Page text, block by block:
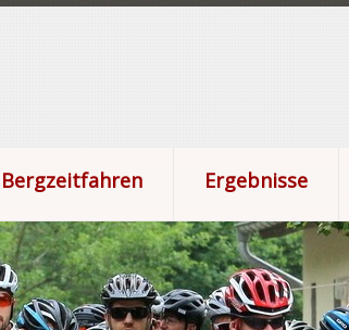
Bergzeitfahren Ergebnisse